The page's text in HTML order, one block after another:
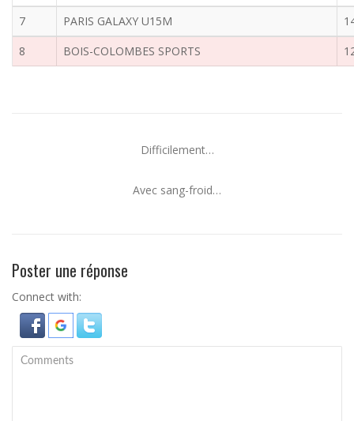
7
PARIS GALAXY U15M
8
BOIS-COLOMBES SPORTS
Difficilement…
Avec sang-froid…
Poster une réponse
Connect with: